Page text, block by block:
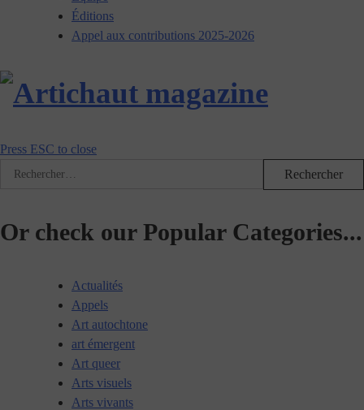
Éditions
Appel aux contributions 2025-2026
Press ESC to close
Rechercher :
Or check our Popular Categories...
Actualités
Appels
Art autochtone
art émergent
Art queer
Arts visuels
Arts vivants